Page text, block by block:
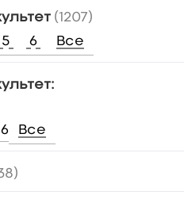
(1207)
5 6 Все
6 Все